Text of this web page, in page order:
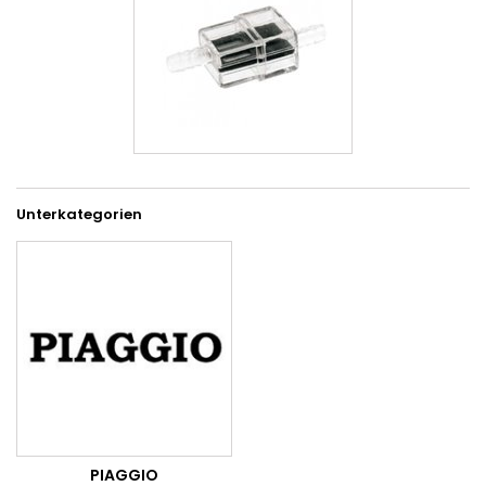
Unterkategorien
PIAGGIO